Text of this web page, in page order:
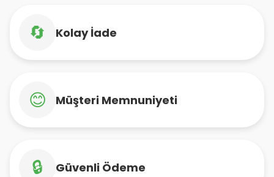
🔄 Kolay İade
😊 Müşteri Memnuniyeti
🔒 Güvenli Ödeme